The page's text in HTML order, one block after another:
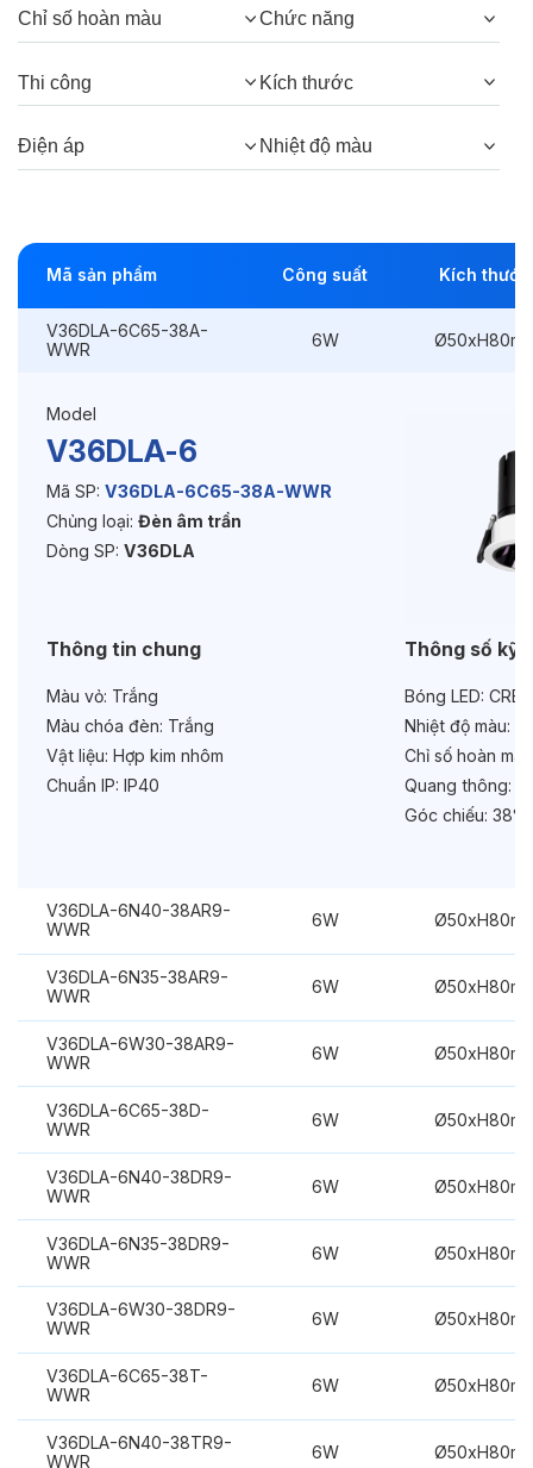
Góc chiếu:38°, 24°
Thông số Điện & Lắp đặt
Điều hướng:
Có chỉnh hướng
Kích thướcØ50xH80mm
Điện áp: 220VAC, 50Hz
Độ bền & tùy chọn mở rộng
Chức năng:
Chỉ số hoàn màu Chức năng
Thi công Kích thước
Điện áp Nhiệt độ màu
Mã sản phẩm Công suất Kích thước
V36DLA-6C65-38A-
WWR
6W
Model
V36DLA-6
Mã SP: V36DLA-6C65-38A-WWR
Chủng loại: Đèn âm trần
Dòng SP: V36DLA
Thông tin chung
Màu vỏ: Trắng
Màu chóa đèn: Trắng
Vật liệu: Hợp kim nhôm
Chuẩn IP: IP40
Thông số kỹ
Bóng LED:
Nhiệt độ màu:
Chỉ số hoàn
Quang thông:
Góc chiếu: 38°
V36DLA-6N40-38AR9-
WWR
6W
V36DLA-6N35-38AR9-
WWR
6W
V36DLA-6W30-38AR9-
WWR
6W
V36DLA-6C65-38D-
WWR
6W
V36DLA-6N40-38DR9-
WWR
6W
V36DLA-6N35-38DR9-
WWR
6W
V36DLA-6W30-38DR9-
WWR
6W
V36DLA-6C65-38T-
WWR
6W
V36DLA-6N40-38TR9-
WWR
6W